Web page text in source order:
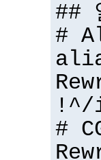
##
#
!^/
#